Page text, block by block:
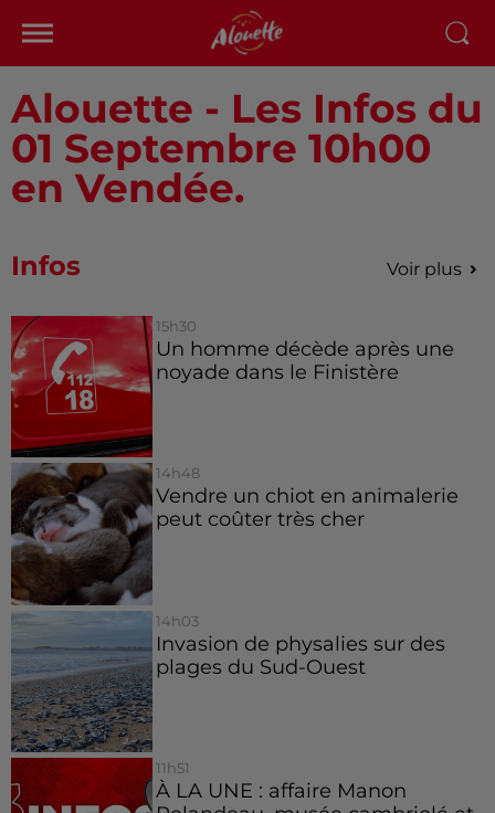
Alouette - Les Infos du
01 Septembre 10h00
en Vendée.
Infos Voir plus
15h30
Un homme décède après une
noyade dans le Finistère
14h48
Vendre un chiot en animalerie
peut coûter très cher
14h03
Invasion de physalies sur des
plages du Sud-Ouest
11h51
À LA UNE : affaire Manon